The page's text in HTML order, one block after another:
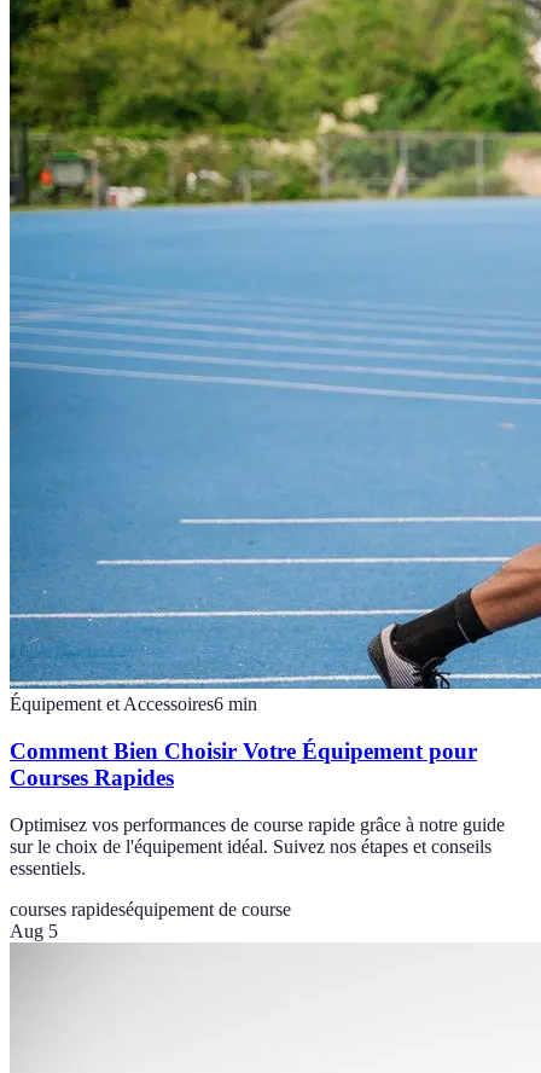
Équipement et Accessoires6 min
Comment Bien Choisir Votre Équipement pour
Courses Rapides
Optimisez vos performances de course rapide grâce à notre guide
sur le choix de l'équipement idéal. Suivez nos étapes et conseils
essentiels.
courses rapideséquipement de course
Aug 5